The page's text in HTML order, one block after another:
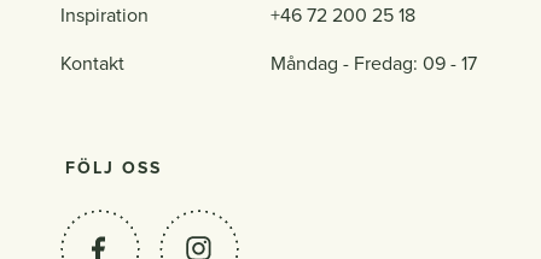
Inspiration
Kontakt
+46 72 200 25 18
Måndag - Fredag: 09 - 17
FÖLJ OSS